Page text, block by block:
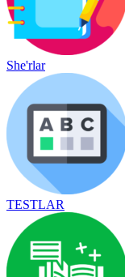
She'rlar
TESTLAR